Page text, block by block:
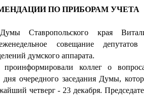
ПО ПРИБОРАМ УЧЕТА
Думы Ставропольского края
совещание
думского аппарата.
проинформировали коллег о
очередного заседания Думы,
четверг - 23 декабря.